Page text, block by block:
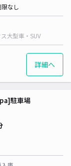
限なし
大型車・SUV
詳細へ
駐車場